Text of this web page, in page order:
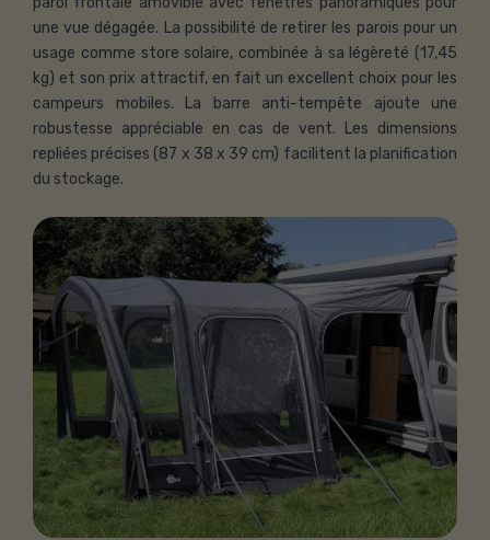
une vue dégagée. La possibilité de retirer les parois pour un
usage comme store solaire, combinée à sa légèreté (17,45
kg) et son prix attractif, en fait un excellent choix pour les
campeurs mobiles. La barre anti-tempête ajoute une
robustesse appréciable en cas de vent. Les dimensions
repliées précises (87 x 38 x 39 cm) facilitent la planification
du stockage.